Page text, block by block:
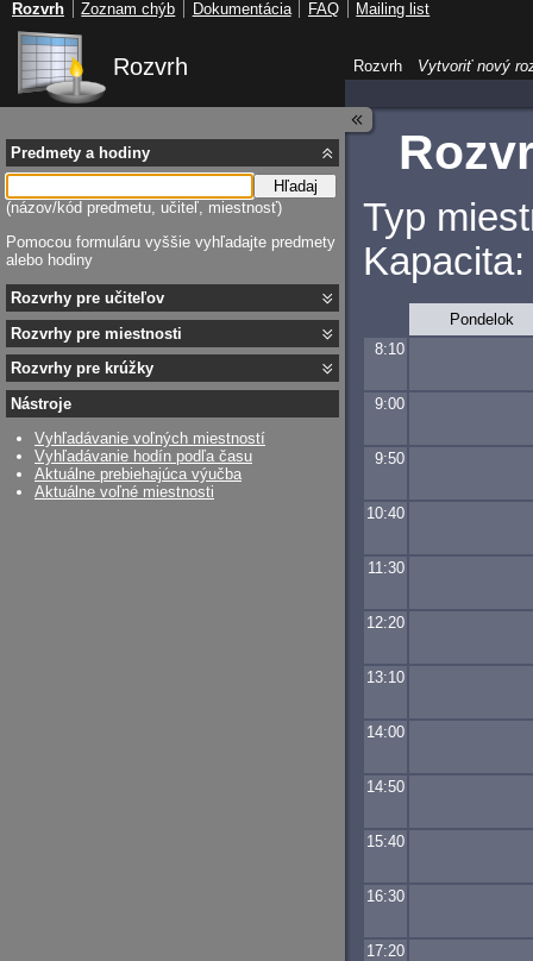
Rozvrh
Typ
Pondelok
8:10
9:00
9:50
10:40
11:30
12:20
13:10
14:00
14:50
15:40
16:30
17:20
Predmety a hodiny
Hľadaj
(názov/kód predmetu, učiteľ, miestnosť)
Pomocou formuláru vyššie vyhľadajte predmety
alebo hodiny
Rozvrhy pre učiteľov
Rozvrhy pre miestnosti
Rozvrhy pre krúžky
Nástroje
Vyhľadávanie voľných miestností
Vyhľadávanie hodín podľa času
Aktuálne prebiehajúca výučba
Aktuálne voľné miestnosti
Rozvrh Vytvoriť nový
Rozvrh Zoznam chýb Dokumentácia FAQ Mailing list